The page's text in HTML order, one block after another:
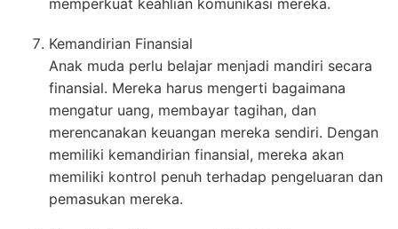
memperkuat keahlian komunikasi mereka.
Kemandirian Finansial
Anak muda perlu belajar menjadi mandiri secara
finansial. Mereka harus mengerti bagaimana
mengatur uang, membayar tagihan, dan
merencanakan keuangan mereka sendiri. Dengan
memiliki kemandirian finansial, mereka akan
memiliki kontrol penuh terhadap pengeluaran dan
pemasukan mereka.